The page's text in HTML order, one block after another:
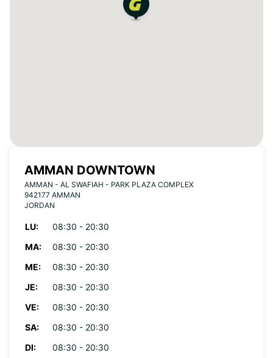
AMMAN DOWNTOWN
AMMAN - AL SWAFIAH - PARK PLAZA COMPLEX
942177 AMMAN
JORDAN
LU:
08:30 - 20:30
MA:
08:30 - 20:30
ME:
08:30 - 20:30
JE:
08:30 - 20:30
VE:
08:30 - 20:30
SA:
08:30 - 20:30
DI:
08:30 - 20:30